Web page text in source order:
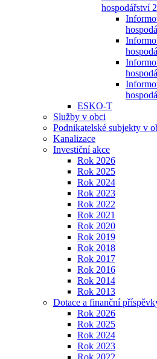
hospodářství
ESKO-T
Služby v obci
Podnikatelské subjekty v
Kanalizace
Investiční akce
Rok 2026
Rok 2025
Rok 2024
Rok 2023
Rok 2022
Rok 2021
Rok 2020
Rok 2019
Rok 2018
Rok 2017
Rok 2016
Rok 2014
Rok 2013
Dotace a finanční
Rok 2026
Rok 2025
Rok 2024
Rok 2023
Rok 2022